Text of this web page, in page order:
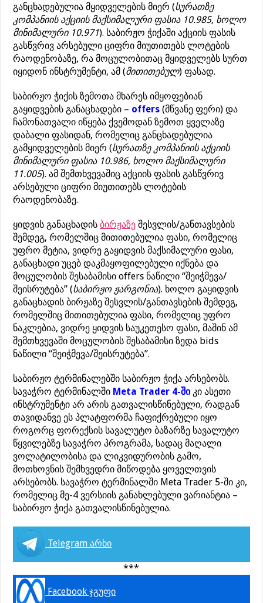
განცხადებულია მყიდველების მიერ (სურათზე
კომპანიის აქციის მაქსიმალური ფასია 10.985, ხოლო
მინიმალური 10.971). საბირჟო ჭიქაში აქციის ფასის
გასწვრივ არსებული ციფრი მიუთითებს ლოტების
რაოდენობაზე, რა მოცულობითაც მყიდველებს სურთ
იყიდონ ინსტრუმენტი, ამ (მითითებულ) ფასად.
საბირჟო ჭიქის ზემოთა მხარეს იმყოფებიან
გაყიდვების განაცხადები – offers (მწვანე ფერი) და
ჩამონათვალი იწყება ქვემოდან ზემოთ ყველაზე
დაბალი ფასიდან, რომელიც განცხადებულია
გამყიდველების მიერ (სურათზე კომპანიის აქციის
მინიმალური ფასია 10.986, ხოლო მაქსიმალური
11.005). ამ შემთხვევაშიც აქციის ფასის გასწვრივ
არსებული ციფრი მიუთითებს ლოტების
რაოდენობაზე.
ყიდვის განაცხადისბირჟაზე შესვლის/განთავსების
შემდეგ, რომელშიც მითითებულია ფასი, რომელიც
უფრო მეტია, ვიდრე გაყიდვის მაქსიმალური ფასი,
განაცხადი უცებ დაკმაყოფილებული იქნება და
მოცულობის შესაბამისი offers ნაწილი “შეიჭმევა/
შეისრუტება” (საბირჟო ჟარგონია). ხოლო გაყიდვის
განაცხადის ბირჟაზე შესვლის/განთავსების შემდეგ,
რომელშიც მითითებულია ფასი, რომელიც უფრო
ნაკლებია, ვიდრე ყიდვის საუკეთესო ფასი, მაშინ ამ
შემთხვევაში მოცულობის შესაბამისი ზედა bids
ნაწილი “შეიჭმევა/შეისრუტება”.
საბირჟო ტერმინალებში საბირჟო ჭიქა არსებობს.
სავაჭრო ტერმინალში Meta Trader 4-შიკი ასეთი
ინსტრუმენტი არ არის გათვალისწინებული, რადგან
თავიდანვე ეს პლატფორმა ჩაფიქრებული იყო
როგორც ფორექსის სავალუტო ბაზარზე სავალუტო
წყვილებზე სავაჭრო პროგრამა, სადაც მაღალი
ვოლატილობისა და ლიკვიდურობის გამო,
მოთხოვნის შემხვედრი მიწოდება ყოველთვის
არსებობს. სავაჭრო ტერმინალში Meta Trader 5-ში კი,
რომელიც მე-4 ვერსიის განახლებული ვარიანტია –
საბირჟო ჭიქა გათვალისწინებულია.
Telegram არხი
***
Facebook ჯგუფი